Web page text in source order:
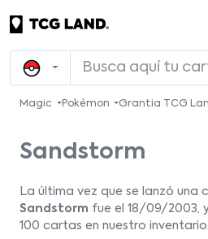
Magic Pokémon Grantia TCG
Sandstorm
La última vez que se lanzó una
Sandstorm fue el 18/09/2003,
100 cartas en nuestro inventario.